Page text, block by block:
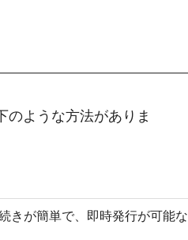
のような方法がありま
きが簡単で、即時発行が可能な